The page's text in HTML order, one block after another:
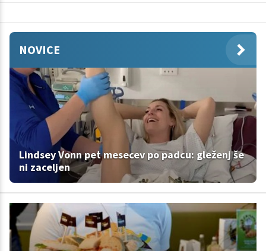
NOVICE
Lindsey Vonn pet mesecev po padcu: gleženj še
ni zaceljen